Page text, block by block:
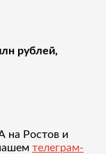
рублей,
на Ростов и
телеграм-